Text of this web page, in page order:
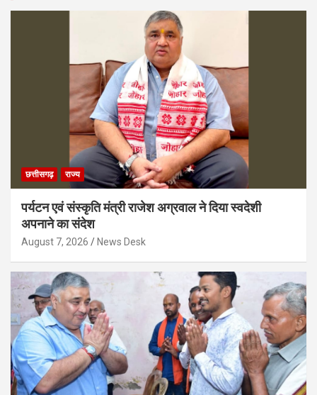
छत्तीसगढ़ राज्य
पर्यटन एवं संस्कृति मंत्री राजेश अग्रवाल ने दिया स्वदेशी
अपनाने का संदेश
August 7, 2026 News Desk